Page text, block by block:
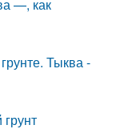
—, как
Тыква -